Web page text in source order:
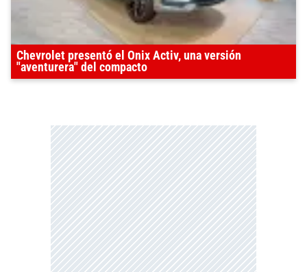
Chevrolet presentó el Onix Activ, una versión
"aventurera" del compacto